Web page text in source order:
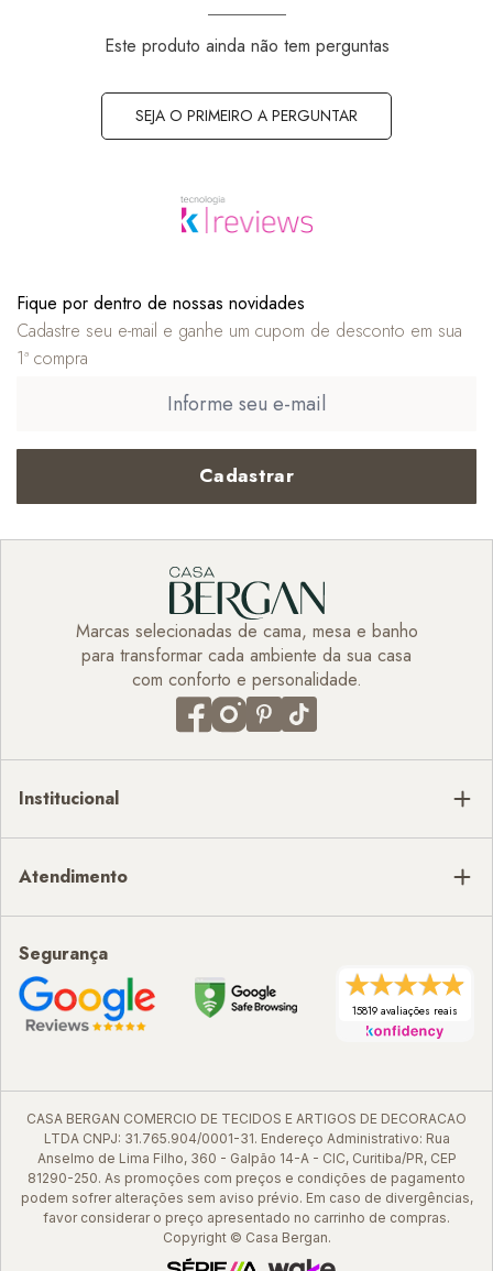
Este produto ainda não tem perguntas
SEJA O PRIMEIRO A PERGUNTAR
Fique por dentro de nossas novidades
Cadastre seu e-mail e ganhe um cupom de desconto em sua
1ª compra
Cadastrar
Marcas selecionadas de cama, mesa e banho
para transformar cada ambiente da sua casa
com conforto e personalidade.
Institucional
Atendimento
Segurança
15819 avaliações reais
CASA BERGAN COMERCIO DE TECIDOS E ARTIGOS DE DECORACAO
LTDA CNPJ: 31.765.904/0001-31. Endereço Administrativo: Rua
Anselmo de Lima Filho, 360 - Galpão 14-A - CIC, Curitiba/PR, CEP
81290-250. As promoções com preços e condições de pagamento
podem sofrer alterações sem aviso prévio. Em caso de divergências,
favor considerar o preço apresentado no carrinho de compras.
Copyright © Casa Bergan.